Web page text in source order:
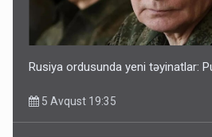
Rusiya ordusunda yeni təyinatlar:
5 Avqust 19:35